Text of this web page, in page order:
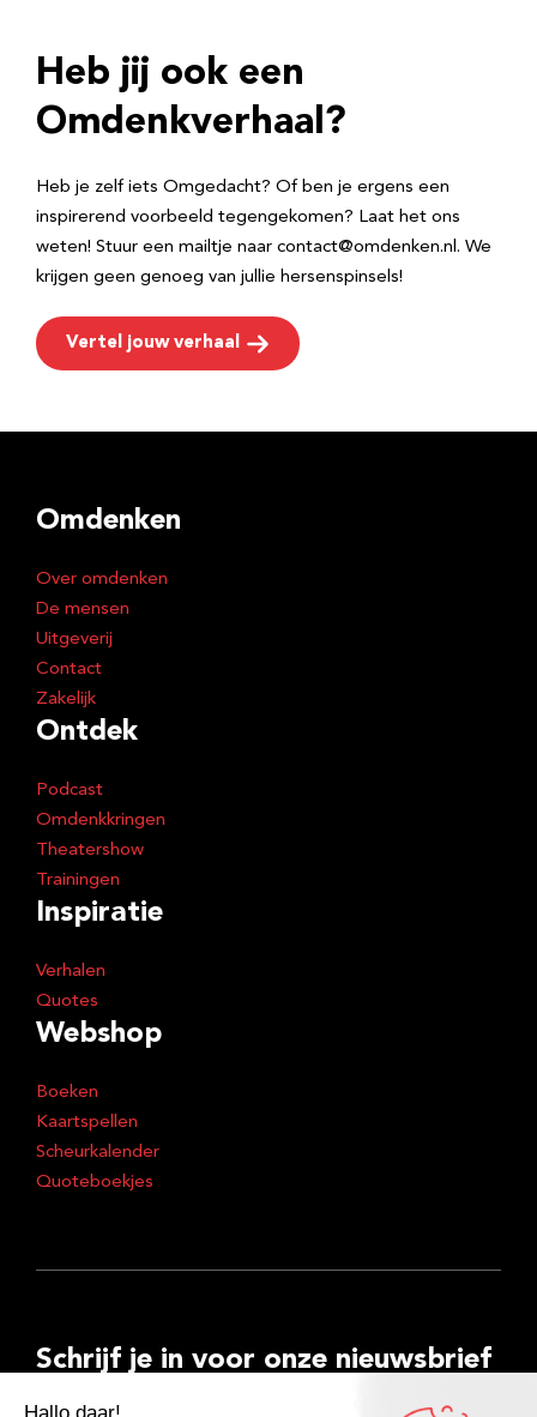
r
e
Heb jij ook een
Omdenkverhaal?
Heb je zelf iets Omgedacht? Of ben je ergens een
inspirerend voorbeeld tegengekomen? Laat het ons
weten! Stuur een mailtje naar contact@omdenken.nl. We
krijgen geen genoeg van jullie hersenspinsels!
Vertel jouw verhaal
Omdenken
Over omdenken
De mensen
Uitgeverij
Contact
Zakelijk
Ontdek
Podcast
Omdenkkringen
Theatershow
Trainingen
Inspiratie
Verhalen
Quotes
Webshop
Boeken
Kaartspellen
Scheurkalender
Quoteboekjes
Schrijf je in voor onze nieuwsbrief